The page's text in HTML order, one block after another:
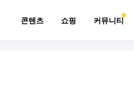
콘텐츠 쇼핑 커뮤니티